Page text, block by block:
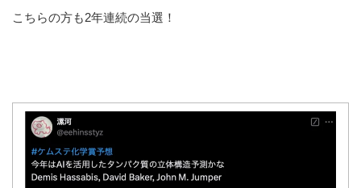
こちらの方も2年連続の当選！